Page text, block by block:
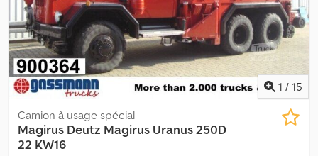
1 / 15
Camion à usage spécial
Magirus Deutz Magirus Uranus 250D
22 KW16